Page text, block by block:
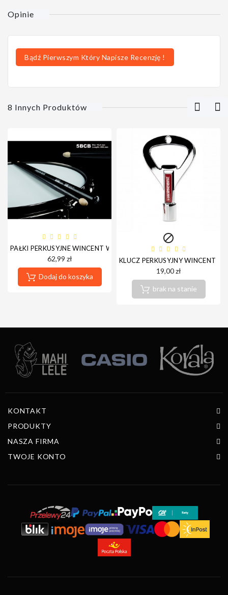
Opinie
Bądź Pierwszym Który Napisze Recenzję !
8 Innych Produktów
PAŁKI PERKUSYJNE WINCENT W-5BCB
62,99 zł
Dodaj do koszyka

KLUCZ PERKUSYJNY WINCENT
19,00 zł
brak na stanie
KONTAKT
PRODUKTY
NASZA FIRMA
TWOJE KONTO